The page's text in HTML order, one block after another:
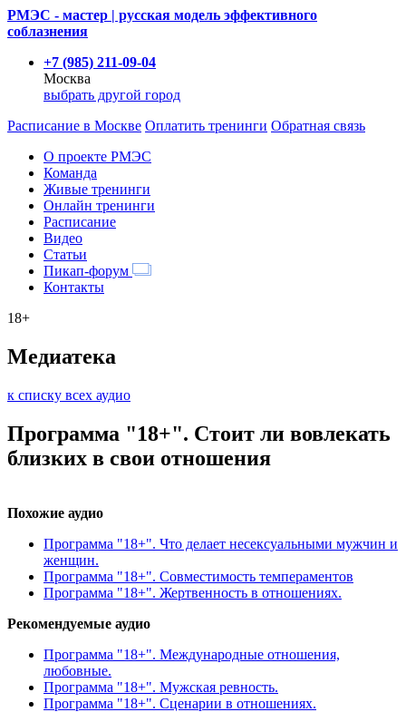
РМЭС - мастер | русская модель эффективного
соблазнения
+7 (985) 211-09-04
Москва
выбрать другой город
Расписание в Москве Оплатить тренинги Обратная связь
О проекте РМЭС
Команда
Живые тренинги
Онлайн тренинги
Расписание
Видео
Статьи
Пикап-форум
Контакты
18+
Медиатека
к списку всех аудио
Программа "18+". Стоит ли вовлекать
близких в свои отношения
Похожие аудио
Программа "18+". Что делает несексуальными мужчин и
женщин.
Программа "18+". Совместимость темпераментов
Программа "18+". Жертвенность в отношениях.
Рекомендуемые аудио
Программа "18+". Международные отношения,
любовные.
Программа "18+". Мужская ревность.
Программа "18+". Сценарии в отношениях.